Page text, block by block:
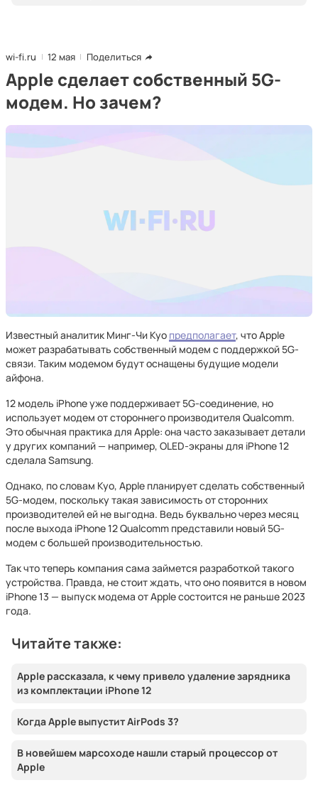
wi-fi.ru 12 мая Поделиться
Apple сделает собственный 5G-
модем. Но зачем?
Известный аналитик Минг-Чи Куо предполагает, что Apple
может разрабатывать собственный модем с поддержкой 5G-
связи. Таким модемом будут оснащены будущие модели
айфона.
12 модель iPhone уже поддерживает 5G-соединение, но
использует модем от стороннего производителя Qualcomm.
Это обычная практика для Apple: она часто заказывает детали
у других компаний — например, OLED-экраны для iPhone 12
сделала Samsung.
Однако, по словам Куо, Apple планирует сделать собственный
5G-модем, поскольку такая зависимость от сторонних
производителей ей не выгодна. Ведь буквально через месяц
после выхода iPhone 12 Qualcomm представили новый 5G-
модем с большей производительностью.
Так что теперь компания сама займется разработкой такого
устройства. Правда, не стоит ждать, что оно появится в новом
iPhone 13 — выпуск модема от Apple состоится не раньше 2023
года.
Читайте также:
Apple рассказала, к чему привело удаление зарядника
из комплектации iPhone 12
Когда Apple выпустит AirPods 3?
В новейшем марсоходе нашли старый процессор от
Apple